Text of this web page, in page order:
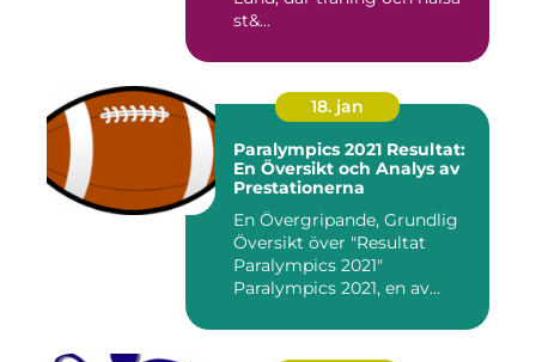
st&...
18. jan
Paralympics 2021 Resultat:
En Översikt och Analys av
Prestationerna
En Övergripande, Grundlig
Översikt över "Resultat
Paralympics 2021"
Paralympics 2021, en av